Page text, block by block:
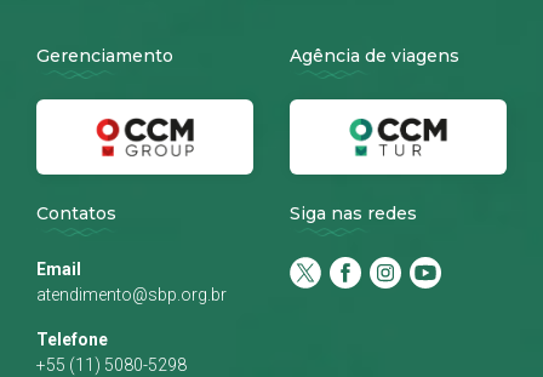
Gerenciamento Agência de viagens
Contatos
Email
atendimento@sbp.org.br
Telefone
+55 (11) 5080-5298
Siga nas redes